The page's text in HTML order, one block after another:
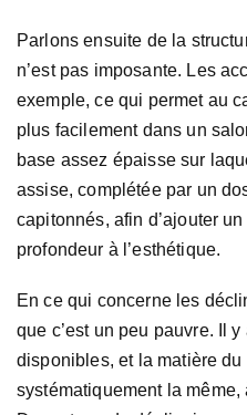
Parlons ensuite de la
n’est pas imposante. Les
exemple, ce qui permet au
plus facilement dans un
base assez épaisse sur
assise, complétée par un
capitonnés, afin d’ajouter
profondeur à l’esthétique.
En ce qui concerne les
que c’est un peu pauvre. Il
disponibles, et la matière du
systématiquement la même,